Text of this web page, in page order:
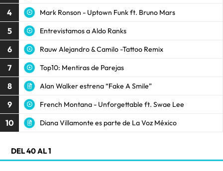
4 Mark Ronson - Uptown Funk ft. Bruno Mars
5 Entrevistamos a Aldo Ranks
6 Rauw Alejandro & Camilo -Tattoo Remix
7 Top10: Mentiras de Parejas
8 Alan Walker estrena “Fake A Smile”
9 French Montana - Unforgettable ft. Swae Lee
10 Diana Villamonte es parte de La Voz México
DEL 40 AL 1